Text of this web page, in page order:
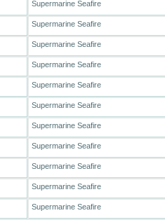
Supermarine Seafire
Supermarine Seafire
Supermarine Seafire
Supermarine Seafire
Supermarine Seafire
Supermarine Seafire
Supermarine Seafire
Supermarine Seafire
Supermarine Seafire
Supermarine Seafire
Supermarine Seafire